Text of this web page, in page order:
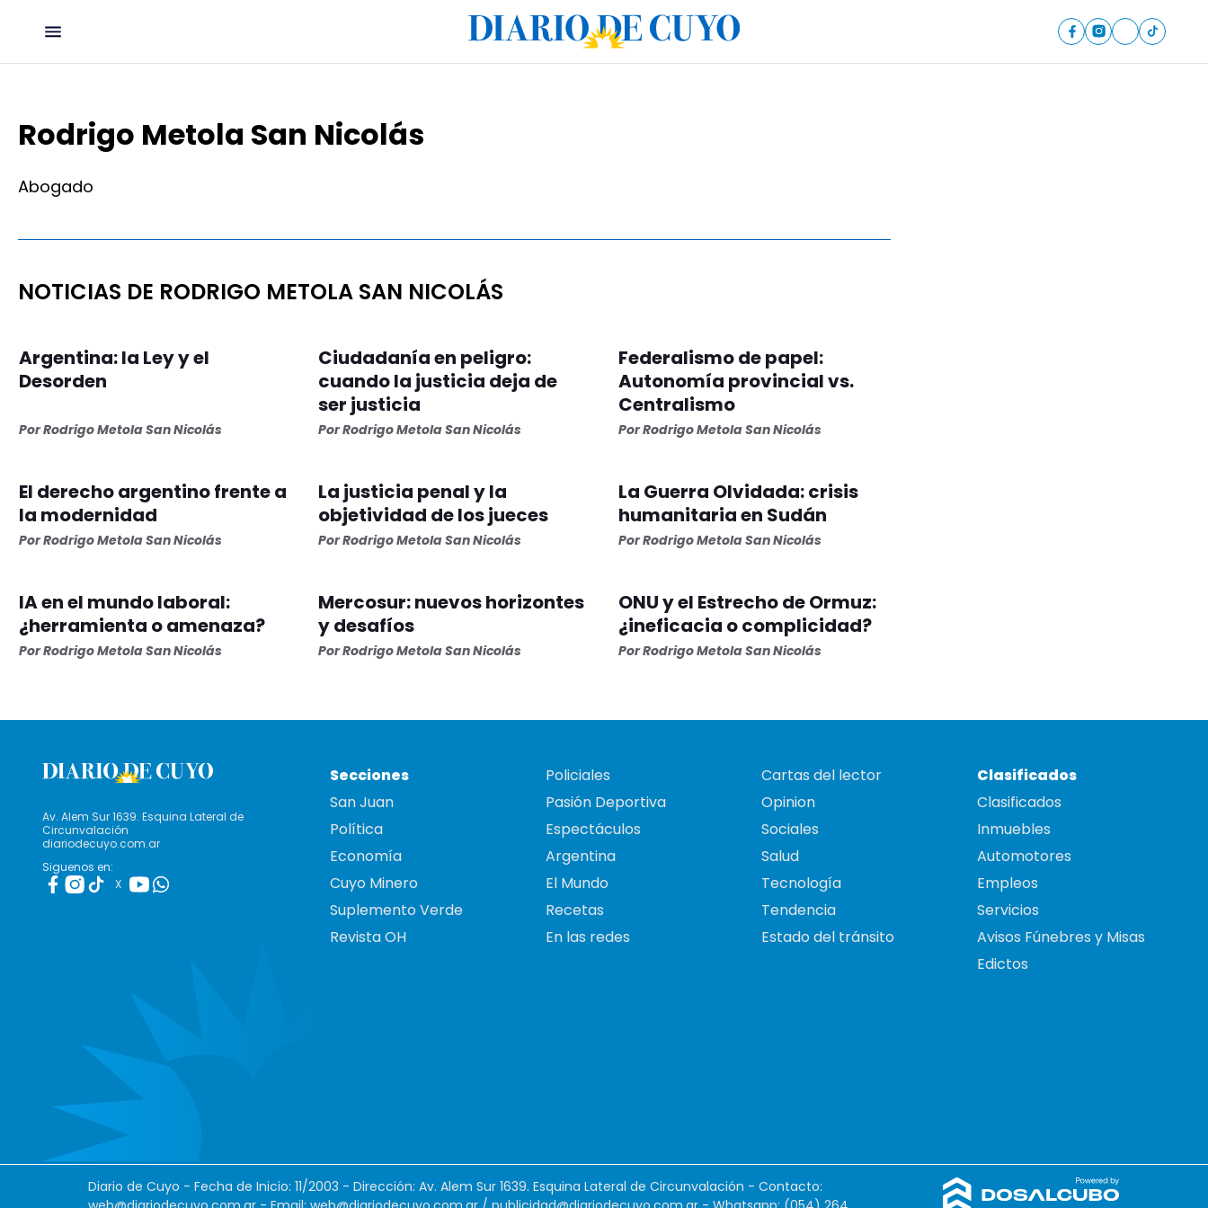
Rodrigo Metola San Nicolás
Abogado
NOTICIAS DE RODRIGO METOLA SAN NICOLÁS
Argentina: la Ley y el
Desorden
Por Rodrigo Metola San Nicolás
Ciudadanía en peligro:
cuando la justicia deja de
ser justicia
Por Rodrigo Metola San Nicolás
Federalismo de papel:
Autonomía provincial vs.
Centralismo
Por Rodrigo Metola San Nicolás
El derecho argentino frente a
la modernidad
Por Rodrigo Metola San Nicolás
La justicia penal y la
objetividad de los jueces
Por Rodrigo Metola San Nicolás
La Guerra Olvidada: crisis
humanitaria en Sudán
Por Rodrigo Metola San Nicolás
IA en el mundo laboral:
¿herramienta o amenaza?
Por Rodrigo Metola San Nicolás
Mercosur: nuevos horizontes
y desafíos
Por Rodrigo Metola San Nicolás
ONU y el Estrecho de Ormuz:
¿ineficacia o complicidad?
Por Rodrigo Metola San Nicolás
Av. Alem Sur 1639. Esquina Lateral de
Circunvalación
diariodecuyo.com.ar
Siguenos en:
X
Secciones
San Juan
Política
Economía
Cuyo Minero
Suplemento Verde
Revista OH
Policiales
Pasión Deportiva
Espectáculos
Argentina
El Mundo
Recetas
En las redes
Cartas del lector
Opinion
Sociales
Salud
Tecnología
Tendencia
Estado del tránsito
Clasificados
Clasificados
Inmuebles
Automotores
Empleos
Servicios
Avisos Fúnebres y Misas
Edictos
Diario de Cuyo - Fecha de Inicio: 11/2003 - Dirección: Av. Alem Sur 1639. Esquina Lateral de Circunvalación - Contacto: